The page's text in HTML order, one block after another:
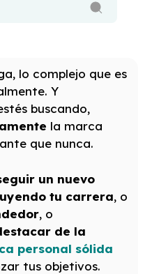
lo complejo que es
Y
buscando,
la marca
que nunca.
un nuevo
tu carrera, o
, o
de la
personal sólida
tus objetivos.